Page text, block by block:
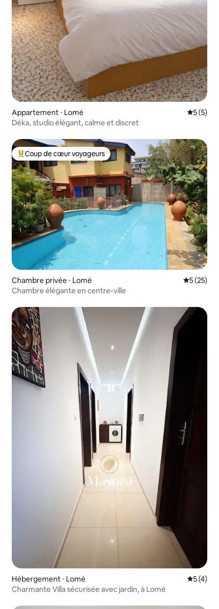
Appartement ⋅ Lomé
5 (5)
Déka, studio élégant, calme et discret
Coups de cœur voyageurs les plus appréciés
Coup de cœur voyageurs
Chambre privée ⋅ Lomé
5 (25)
Chambre élégante en centre-ville
Hébergement ⋅ Lomé
5 (4)
Charmante Villa sécurisée avec jardin, à Lomé